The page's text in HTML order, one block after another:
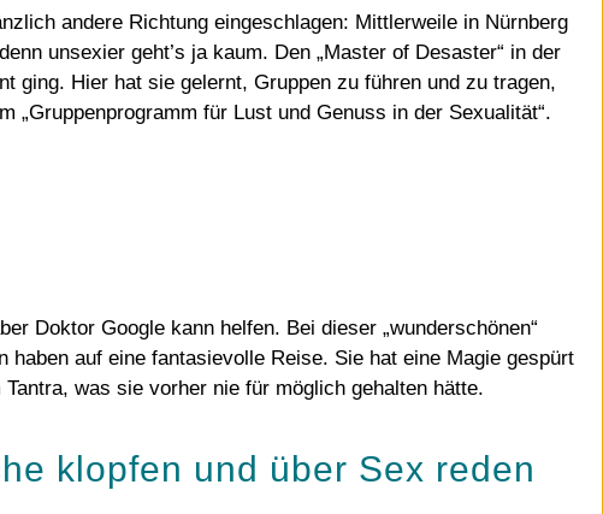
andere Richtung eingeschlagen: Mittlerweile in Nürnberg
unsexier geht’s ja kaum. Den „Master of Desaster“ in der
ging. Hier hat sie gelernt, Gruppen zu führen und zu tragen,
„Gruppenprogramm für Lust und Genuss in der Sexualität“.
Doktor Google kann helfen. Bei dieser „wunderschönen“
haben auf eine fantasievolle Reise. Sie hat eine Magie gespürt
was sie vorher nie für möglich gehalten hätte.
klopfen und über Sex reden